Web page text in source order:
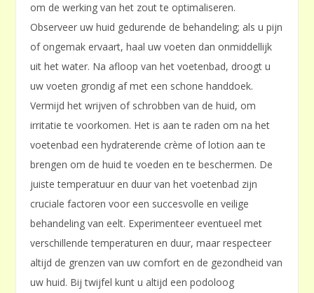
om de werking van het zout te optimaliseren.
Observeer uw huid gedurende de behandeling; als u pijn
of ongemak ervaart, haal uw voeten dan onmiddellijk
uit het water. Na afloop van het voetenbad, droogt u
uw voeten grondig af met een schone handdoek.
Vermijd het wrijven of schrobben van de huid, om
irritatie te voorkomen. Het is aan te raden om na het
voetenbad een hydraterende crème of lotion aan te
brengen om de huid te voeden en te beschermen. De
juiste temperatuur en duur van het voetenbad zijn
cruciale factoren voor een succesvolle en veilige
behandeling van eelt. Experimenteer eventueel met
verschillende temperaturen en duur, maar respecteer
altijd de grenzen van uw comfort en de gezondheid van
uw huid. Bij twijfel kunt u altijd een podoloog